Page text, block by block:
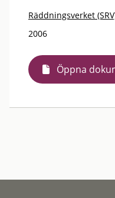
Räddningsverket
2006
Öppna